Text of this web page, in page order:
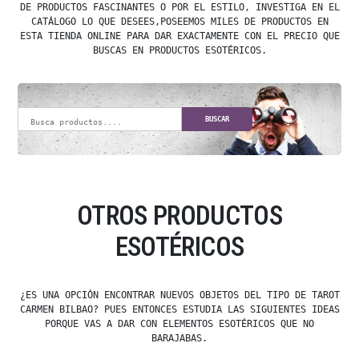
DE PRODUCTOS FASCINANTES O POR EL ESTILO, INVESTIGA EN EL
CATÁLOGO LO QUE DESEES,POSEEMOS MILES DE PRODUCTOS EN
ESTA TIENDA ONLINE PARA DAR EXACTAMENTE CON EL PRECIO QUE
BUSCAS EN PRODUCTOS ESOTÉRICOS.
BUSCAR
OTROS PRODUCTOS
ESOTÉRICOS
¿ES UNA OPCIÓN ENCONTRAR NUEVOS OBJETOS DEL TIPO DE TAROT
CARMEN BILBAO? PUES ENTONCES ESTUDIA LAS SIGUIENTES IDEAS
PORQUE VAS A DAR CON ELEMENTOS ESOTÉRICOS QUE NO
BARAJABAS.